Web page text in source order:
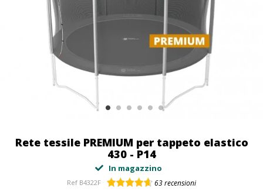
Rete tessile PREMIUM per tappeto elastico
430 - P14
In magazzino
Ref B4322F 63recensioni